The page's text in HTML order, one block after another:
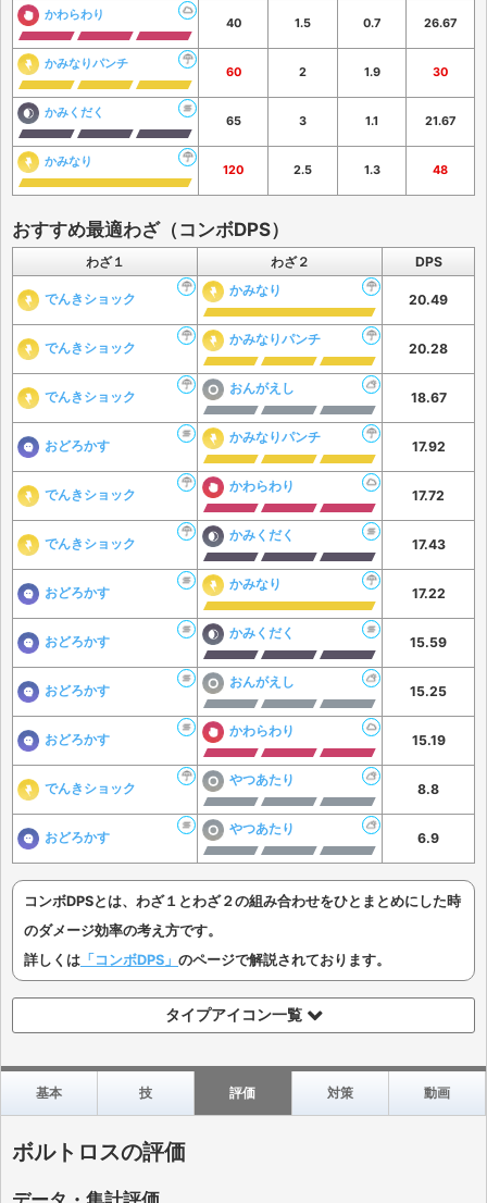
かわらわり
40 1.5 0.7 26.67
かみなりパンチ
60 2 1.9 30
かみくだく
65 3 1.1 21.67
かみなり
120 2.5 1.3 48
おすすめ最適わざ（コンボDPS）
わざ１ わざ２ DPS
でんきショック
かみなり
20.49
でんきショック
かみなりパンチ
20.28
でんきショック
おんがえし
18.67
おどろかす
かみなりパンチ
17.92
でんきショック
かわらわり
17.72
でんきショック
かみくだく
17.43
おどろかす
かみなり
17.22
おどろかす
かみくだく
15.59
おどろかす
おんがえし
15.25
おどろかす
かわらわり
15.19
でんきショック
やつあたり
8.8
おどろかす
やつあたり
6.9
コンボDPSとは、わざ１とわざ２の組み合わせをひとまとめにした時
のダメージ効率の考え方です。
詳しくは 「コンボDPS」 のページで解説されております。
タイプアイコン一覧
基本 技 評価 対策 動画
ボルトロスの評価